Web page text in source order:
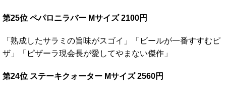
第25位 ペパロニラバー Mサイズ 2100円
「熟成したサラミの旨味がスゴイ」「ビールが一番すすむピ
ザ」「ピザーラ現会長が愛してやまない傑作」
第24位 ステーキクォーター Mサイズ 2560円